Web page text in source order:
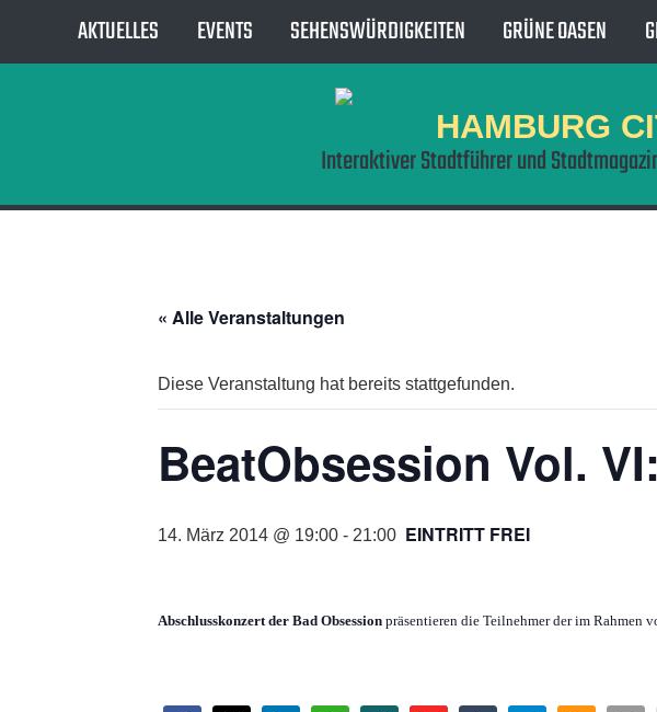
AKTUELLES EVENTS SEHENSWÜRDIGKEITEN GRÜNE OASEN
HAMBURG
Interaktiver Stadtführer und
« Alle Veranstaltungen
Diese Veranstaltung hat bereits stattgefunden.
BeatObsession Vol.
14. März 2014 @ 19:00 - 21:00 EINTRITT FREI
Abschlusskonzert der Bad Obsession präsentieren die Teilnehmer der im Rahmen